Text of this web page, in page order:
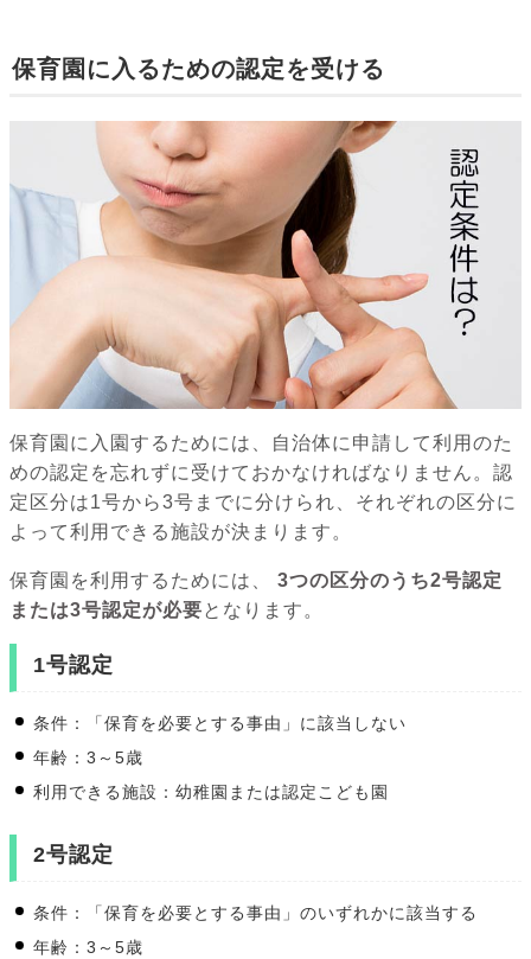
保育園に入るための認定を受ける
保育園に入園するためには、自治体に申請して利用のた
めの認定を忘れずに受けておかなければなりません。認
定区分は1号から3号までに分けられ、それぞれの区分に
よって利用できる施設が決まります。
保育園を利用するためには、
3つの区分のうち2号認定
または3号認定が必要となります。
1号認定
条件：「保育を必要とする事由」に該当しない
年齢：3～5歳
利用できる施設：幼稚園または認定こども園
2号認定
条件：「保育を必要とする事由」のいずれかに該当する
年齢：3～5歳